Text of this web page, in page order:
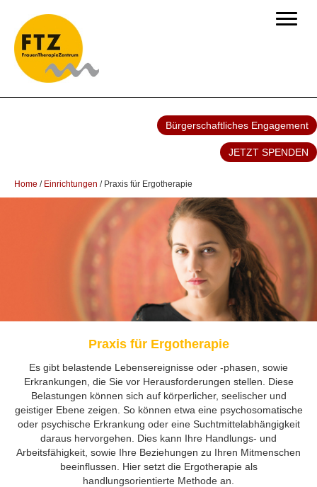
Bürgerschaftliches Engagement
JETZT SPENDEN
Home / Einrichtungen / Praxis für Ergotherapie
Praxis für Ergotherapie
Es gibt belastende Lebensereignisse oder -phasen, sowie
Erkrankungen, die Sie vor Herausforderungen stellen. Diese
Belastungen können sich auf körperlicher, seelischer und
geistiger Ebene zeigen. So können etwa eine psychosomatische
oder psychische Erkrankung oder eine Suchtmittelabhängigkeit
daraus hervorgehen. Dies kann Ihre Handlungs- und
Arbeitsfähigkeit, sowie Ihre Beziehungen zu Ihren Mitmenschen
beeinflussen. Hier setzt die Ergotherapie als
handlungsorientierte Methode an.